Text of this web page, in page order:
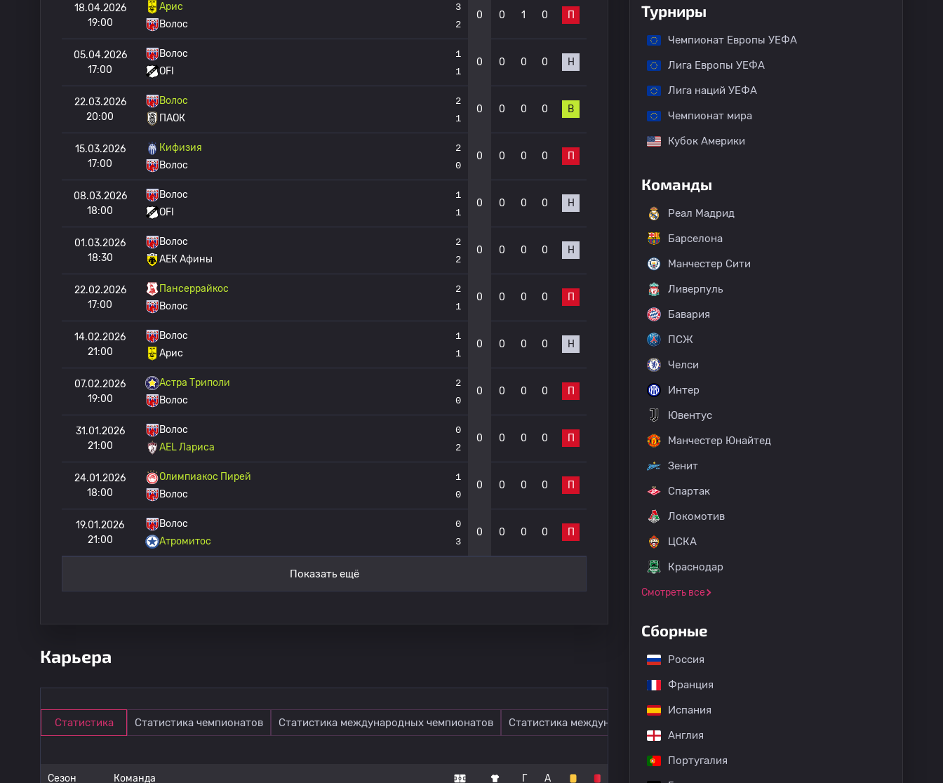
18.04.2026
19:00
Арис
Волос
3
2
0 0 1 0 П
05.04.2026
17:00
Волос
OFI
1
1
0 0 0 0 Н
22.03.2026
20:00
Волос
ПАОК
2
1
0 0 0 0 В
15.03.2026
17:00
Кифизия
Волос
2
0
0 0 0 0 П
08.03.2026
18:00
Волос
OFI
1
1
0 0 0 0 Н
01.03.2026
18:30
Волос
АЕК Афины
2
2
0 0 0 0 Н
22.02.2026
17:00
Пансеррайкос
Волос
2
1
0 0 0 0 П
14.02.2026
21:00
Волос
Арис
1
1
0 0 0 0 Н
07.02.2026
19:00
Астра Триполи
Волос
2
0
0 0 0 0 П
31.01.2026
21:00
Волос
AEL Лариса
0
2
0 0 0 0 П
24.01.2026
18:00
Олимпиакос Пирей
Волос
1
0
0 0 0 0 П
19.01.2026
21:00
Волос
Атромитос
0
3
0 0 0 0 П
Показать ещё
Карьера
Статистика Статистика чемпионатов Статистика международных чемпионатов Статистика международных матчей
Сезон Команда Г А
Турниры
Чемпионат Европы УЕФА
Лига Европы УЕФА
Лига наций УЕФА
Чемпионат мира
Кубок Америки
Команды
Реал Мадрид
Барселона
Манчестер Сити
Ливерпуль
Бавария
ПСЖ
Челси
Интер
Ювентус
Манчестер Юнайтед
Зенит
Спартак
Локомотив
ЦСКА
Краснодар
Смотреть все
Сборные
Россия
Франция
Испания
Англия
Португалия